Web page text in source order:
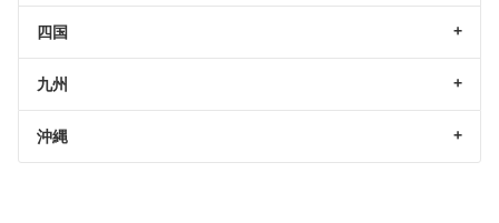
四国
九州
沖縄